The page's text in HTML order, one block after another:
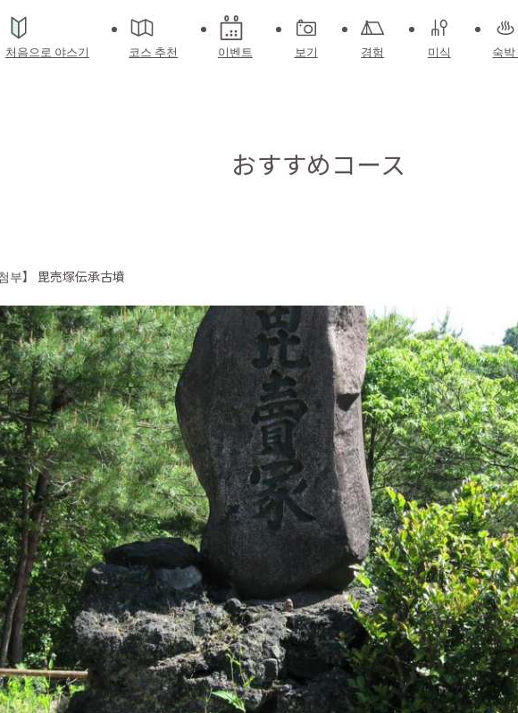
처음으로 야스기 코스 추천 이벤트 보기 경험 미식 숙
おすすめコース
부】 毘売塚伝承古墳